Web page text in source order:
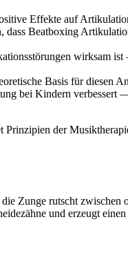
Effekte auf
dass Beatboxing
wirksam
Basis für diesen
bei Kindern verbessert
Prinzipien der
Zunge rutscht zwischen
und erzeugt